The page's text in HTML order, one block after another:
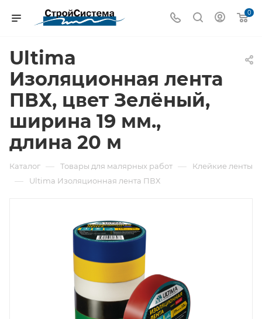
0
Ultima
Изоляционная лента
ПВХ, цвет Зелёный,
ширина 19 мм.,
длина 20 м
Каталог — Товары для малярных работ — Клейкие ленты
— Ultima Изоляционная лента ПВХ